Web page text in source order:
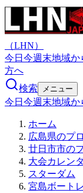
（LHN）
今日 今週末地域か
方へ
検索
メニュー
今日 今週末地域か
ホーム
広島県のプ
廿日市市の
大会カレン
スターダム
宮島ボート